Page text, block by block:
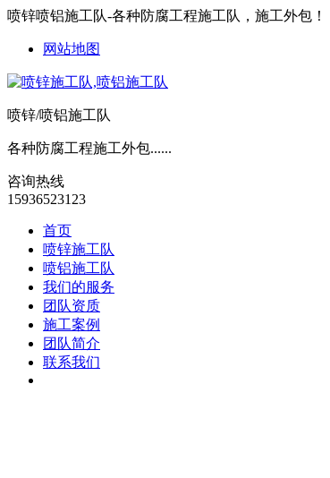
喷锌喷铝施工队-各种防腐工程施工队，施工外包！
网站地图
喷锌/喷铝施工队
各种防腐工程施工外包......
咨询热线
15936523123
首页
喷锌施工队
喷铝施工队
我们的服务
团队资质
施工案例
团队简介
联系我们